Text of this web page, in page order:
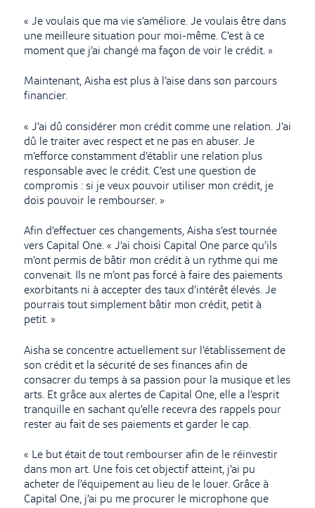
« Je voulais que ma vie s’améliore. Je voulais être dans
une meilleure situation pour moi-même. C’est à ce
moment que j’ai changé ma façon de voir le crédit. »
Maintenant, Aisha est plus à l’aise dans son parcours
financier.
« J’ai dû considérer mon crédit comme une relation. J’ai
dû le traiter avec respect et ne pas en abuser. Je
m’efforce constamment d’établir une relation plus
responsable avec le crédit. C’est une question de
compromis : si je veux pouvoir utiliser mon crédit, je
dois pouvoir le rembourser. »
Afin d’effectuer ces changements, Aisha s’est tournée
vers Capital One. « J’ai choisi Capital One parce qu’ils
m’ont permis de bâtir mon crédit à un rythme qui me
convenait. Ils ne m’ont pas forcé à faire des paiements
exorbitants ni à accepter des taux d’intérêt élevés. Je
pourrais tout simplement bâtir mon crédit, petit à
petit. »
Aisha se concentre actuellement sur l’établissement de
son crédit et la sécurité de ses finances afin de
consacrer du temps à sa passion pour la musique et les
arts. Et grâce aux alertes de Capital One, elle a l’esprit
tranquille en sachant qu’elle recevra des rappels pour
rester au fait de ses paiements et garder le cap.
« Le but était de tout rembourser afin de le réinvestir
dans mon art. Une fois cet objectif atteint, j’ai pu
acheter de l’équipement au lieu de le louer. Grâce à
Capital One, j’ai pu me procurer le microphone que